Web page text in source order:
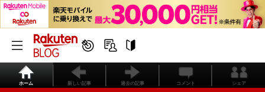
ホーム 新しい記事 過去の記事 コメント シェア